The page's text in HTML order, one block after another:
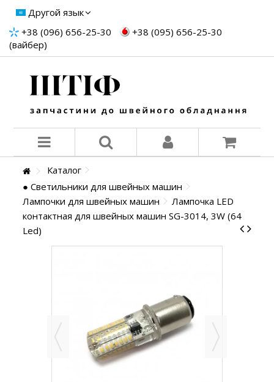
Другой язык
+38 (096) 656-25-30
+38 (095) 656-25-30
(вайбер)
Каталог
● Светильники для швейных машин
Лампочки для швейных машин
Лампочка LED
контактная для швейных машин SG-3014, 3W (64
Led)